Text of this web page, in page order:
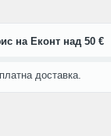
на Еконт над 50 €
доставка.